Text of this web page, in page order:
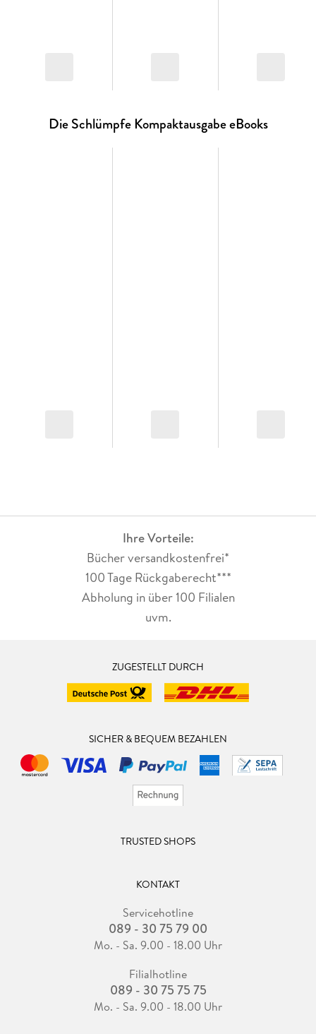
- Das Schlumpfbaby
- Die Schlumpf-Olympiade
Die Schlümpfe Kompaktausgabe eBooks
Ihre Vorteile:
Bücher versandkostenfrei*
100 Tage Rückgaberecht***
Abholung in über 100 Filialen
uvm.
ZUGESTELLT DURCH
SICHER & BEQUEM BEZAHLEN
TRUSTED SHOPS
KONTAKT
Servicehotline
089 - 30 75 79 00
Mo. - Sa. 9.00 - 18.00 Uhr
Filialhotline
089 - 30 75 75 75
Mo. - Sa. 9.00 - 18.00 Uhr